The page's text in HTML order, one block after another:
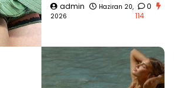
admin
Haziran 20,
2026
0
114